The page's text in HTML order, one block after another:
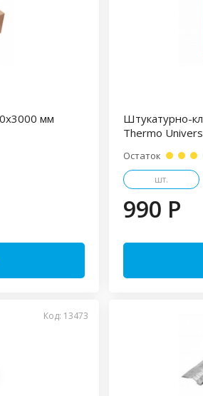
мм
Штукатурно-
Thermо
Остаток
шт.
990 P
Код: 13473